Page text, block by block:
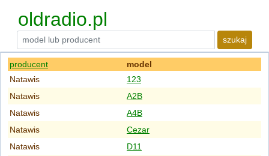
oldradio.pl
szukaj
producent
model
Natawis
123
Natawis
A2B
Natawis
A4B
Natawis
Cezar
Natawis
D11